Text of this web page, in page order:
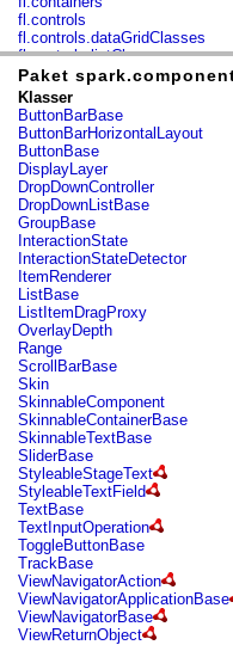
fl.controls
fl.controls.dataGridClasses
fl.controls.listClasses
fl.controls.progressBarClasses
fl.core
fl.data
fl.display
fl.events
fl.ik
fl.lang
fl.livepreview
fl.managers
fl.motion
fl.motion.easing
fl.rsl
fl.text
fl.transitions
fl.transitions.easing
fl.video
flash.accessibility
flash.concurrent
flash.crypto
flash.data
flash.desktop
flash.display
flash.display3D
flash.display3D.textures
flash.errors
flash.events
flash.external
flash.filesystem
flash.filters
flash.geom
flash.globalization
flash.html
Paket
Klasser
ButtonBarBase
ButtonBarHorizontalLayout
ButtonBase
DisplayLayer
DropDownController
DropDownListBase
GroupBase
InteractionState
InteractionStateDetector
ItemRenderer
ListBase
ListItemDragProxy
OverlayDepth
Range
ScrollBarBase
Skin
SkinnableComponent
SkinnableContainerBase
SkinnableTextBase
SliderBase
StyleableStageText
StyleableTextField
TextBase
TextInputOperation
ToggleButtonBase
TrackBase
ViewNavigatorAction
ViewNavigatorApplicationBase
ViewNavigatorBase
ViewReturnObject